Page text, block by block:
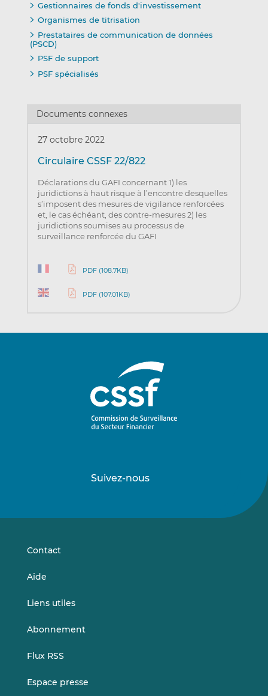
Gestionnaires de fonds d'investissement
Organismes de titrisation
Prestataires de communication de données
(PSCD)
PSF de support
PSF spécialisés
Documents connexes
27 octobre 2022
Circulaire CSSF 22/822
Déclarations du GAFI concernant 1) les
juridictions à haut risque à l’encontre desquelles
s’imposent des mesures de vigilance renforcées
et, le cas échéant, des contre-mesures 2) les
juridictions soumises au processus de
surveillance renforcée du GAFI
PDF (108.7KB)
PDF (107.01KB)
Suivez-nous
sursur
Contact
Aide
Liens utiles
Abonnement
Flux RSS
Espace presse